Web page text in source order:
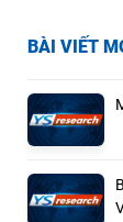
BÀI VIẾT